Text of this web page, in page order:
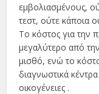
εμβολιασμένους,
τεστ, ούτε κάποια
Το κόστος για την
μεγαλύτερο από
μισθό, ενώ το
διαγνωστικά
οικογένειες .